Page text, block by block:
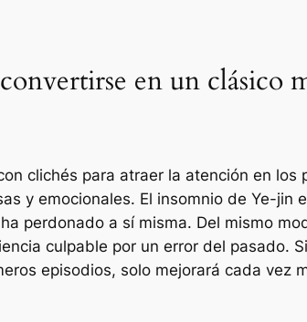
en un clásico
clichés para atraer la atención en los
y emocionales. El insomnio de Ye-jin
perdonado a sí misma. Del mismo
culpable por un error del pasado.
episodios, solo mejorará cada vez